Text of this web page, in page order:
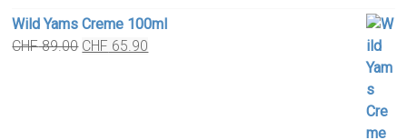
Wild Yams Creme 100ml
CHF89.00 Original
CHF 65.90